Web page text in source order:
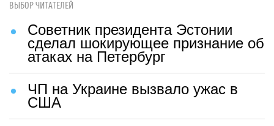
ВЫБОР ЧИТАТЕЛЕЙ
Советник президента Эстонии
сделал шокирующее признание об
атаках на Петербург
ЧП на Украине вызвало ужас в
США